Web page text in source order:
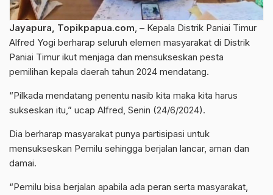
Jayapura, Topikpapua.com, – Kepala Distrik Paniai Timur
Alfred Yogi berharap seluruh elemen masyarakat di Distrik
Paniai Timur ikut menjaga dan mensukseskan pesta
pemilihan kepala daerah tahun 2024 mendatang.
“Pilkada mendatang penentu nasib kita maka kita harus
sukseskan itu,” ucap Alfred, Senin (24/6/2024).
Dia berharap masyarakat punya partisipasi untuk
mensukseskan Pemilu sehingga berjalan lancar, aman dan
damai.
“Pemilu bisa berjalan apabila ada peran serta masyarakat,